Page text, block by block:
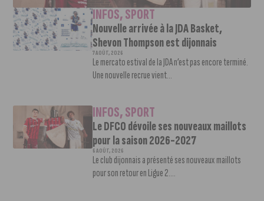
INFOS,SPORT
Nouvelle arrivée à la JDA Basket,
Shevon Thompson est dijonnais
7 AOÛT, 2026
Le mercato estival de la JDA n’est pas encore terminé.
Une nouvelle recrue vient...
INFOS,SPORT
Le DFCO dévoile ses nouveaux maillots
pour la saison 2026-2027
6 AOÛT, 2026
Le club dijonnais a présenté ses nouveaux maillots
pour son retour en Ligue 2....